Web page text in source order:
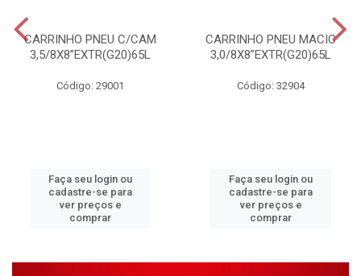
CARRINHO PNEU C/CAM
3,5/8X8”EXTR(G20)65L
Código: 29001
Faça seu login ou
cadastre-se para
ver preços e
comprar
CARRINHO PNEU MACIC
3,0/8X8”EXTR(G20)65L
Código: 32904
Faça seu login ou
cadastre-se para
ver preços e
comprar